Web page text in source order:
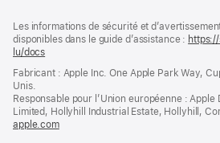
de
page
de
bas
page
Les informations de sécurité et
disponibles dans le guide d’assistance :
lu/docs
une
fenêtre)
Fabricant : Apple Inc. One Apple Park Way,
Unis.
Responsable pour l’Union européenne :
Limited, Hollyhill Industrial Estate, Hollyhill,
apple.com(s’ouvre